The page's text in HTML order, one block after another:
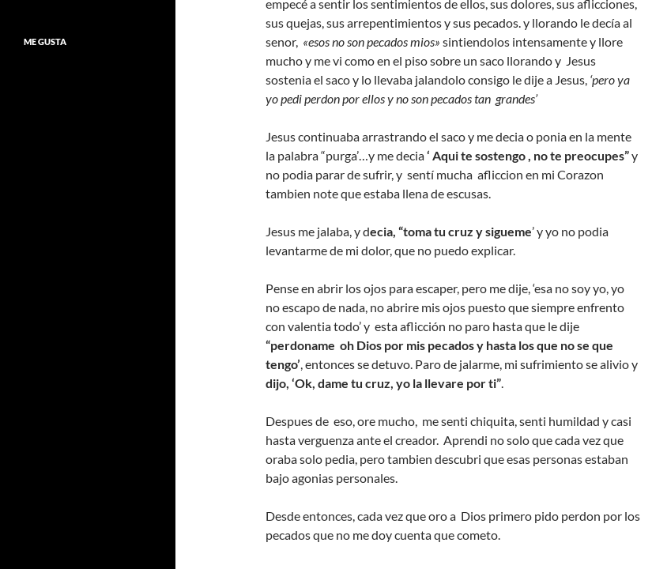
empecé a sentir los sentimientos de ellos, sus dolores, sus aflicciones,
sus quejas, sus arrepentimientos y sus pecados. y llorando le decía al
senor, «esos no son pecados mios» sintiendolos intensamente y llore
mucho y me vi como en el piso sobre un saco llorando y Jesus
sostenia el saco y lo llevaba jalandolo consigo le dije a Jesus, ‘pero ya
yo pedi perdon por ellos y no son pecados tan grandes’
Jesus continuaba arrastrando el saco y me decia o ponia en la mente
la palabra “purga’…y me decia‘ Aqui te sostengo , no te preocupes”y
no podia parar de sufrir, y sentí mucha afliccion en mi Corazon
tambien note que estaba llena de escusas.
Jesus me jalaba, y decia, “toma tu cruz y sigueme’ y yo no podia
levantarme de mi dolor, que no puedo explicar.
Pense en abrir los ojos para escaper, pero me dije, ‘esa no soy yo, yo
no escapo de nada, no abrire mis ojos puesto que siempre enfrento
con valentia todo’ y esta aflicción no paro hasta que le dije
“perdoname oh Dios por mis pecados y hasta los que no se que
tengo’, entonces se detuvo. Paro de jalarme, mi sufrimiento se alivio y
dijo, ‘Ok, dame tu cruz, yo la llevare por ti”.
Despues de eso, ore mucho, me senti chiquita, senti humildad y casi
hasta verguenza ante el creador. Aprendi no solo que cada vez que
oraba solo pedia, pero tambien descubri que esas personas estaban
bajo agonias personales.
Desde entonces, cada vez que oro a Dios primero pido perdon por los
pecados que no me doy cuenta que cometo.
ME GUSTA